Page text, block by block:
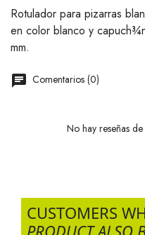
Rotulador para pizarras
en color blanco y
mm.
Comentarios (0)
No hay reseñas
CUSTOMERS